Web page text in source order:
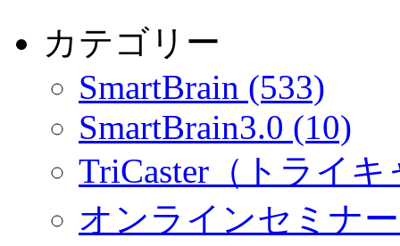
カテゴリー
SmartBrain (533)
SmartBrain3.0 (10)
TriCaster（トライ
オンラインセミナ